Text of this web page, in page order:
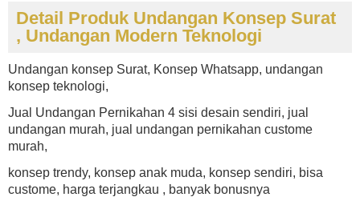
Detail Produk Undangan Konsep Surat
, Undangan Modern Teknologi
Undangan konsep Surat, Konsep Whatsapp, undangan
konsep teknologi,
Jual Undangan Pernikahan 4 sisi desain sendiri, jual
undangan murah, jual undangan pernikahan custome
murah,
konsep trendy, konsep anak muda, konsep sendiri, bisa
custome, harga terjangkau , banyak bonusnya